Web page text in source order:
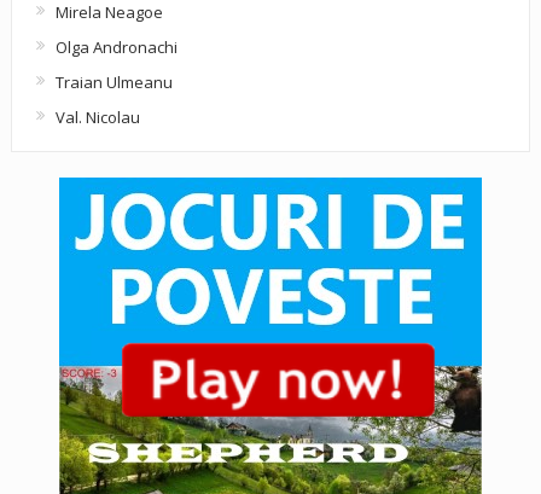
Mirela Neagoe
Olga Andronachi
Traian Ulmeanu
Val. Nicolau